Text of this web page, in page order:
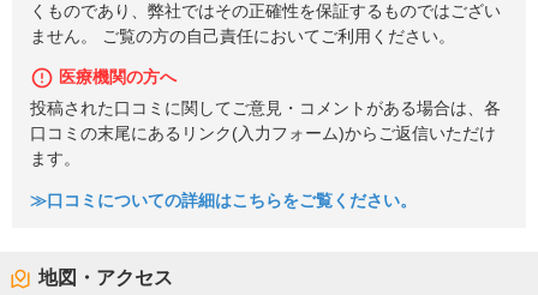
くものであり、弊社ではその正確性を保証するものではござい
ません。 ご覧の方の自己責任においてご利用ください。
医療機関の方へ
投稿された口コミに関してご意見・コメントがある場合は、各
口コミの末尾にあるリンク(入力フォーム)からご返信いただけ
ます。
≫口コミについての詳細はこちらをご覧ください。
地図・アクセス